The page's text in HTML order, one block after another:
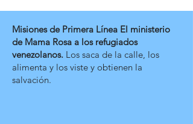
Misiones de Primera Línea El ministerio
de Mama Rosa a los refugiados
venezolanos. Los saca de la calle, los
alimenta y los viste y obtienen la
salvación.